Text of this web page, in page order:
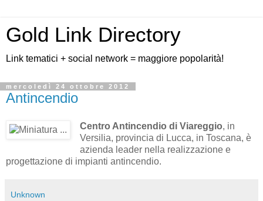
Gold Link Directory
Link tematici + social network = maggiore popolarità!
mercoledì 24 ottobre 2012
Antincendio
Centro Antincendio di Viareggio, in
Versilia, provincia di Lucca, in Toscana, è
azienda leader nella realizzazione e
progettazione di impianti antincendio.
Unknown